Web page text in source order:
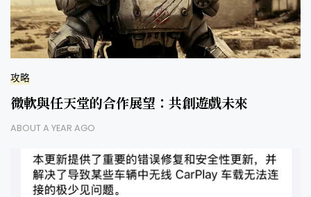
攻略
微軟與任天堂的合作展望：共創遊戲未來
ABOUT A YEAR AGO